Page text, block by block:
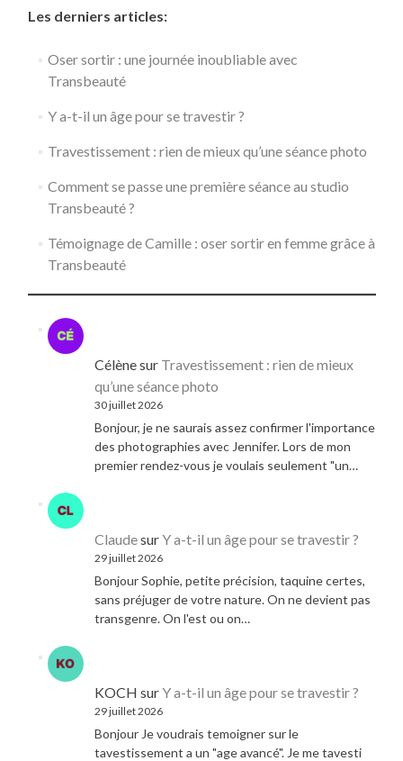
Les derniers articles:
Oser sortir : une journée inoubliable avec
Transbeauté
Y a-t-il un âge pour se travestir ?
Travestissement : rien de mieux qu’une séance photo
Comment se passe une première séance au studio
Transbeauté ?
Témoignage de Camille : oser sortir en femme grâce à
Transbeauté
Célènesur Travestissement : rien de mieux
qu’une séance photo
30 juillet 2026
Bonjour, je ne saurais assez confirmer l'importance
des photographies avec Jennifer. Lors de mon
premier rendez-vous je voulais seulement "un…
ClaudesurY a-t-il un âge pour se travestir ?
29 juillet 2026
Bonjour Sophie, petite précision, taquine certes,
sans préjuger de votre nature. On ne devient pas
transgenre. On l'est ou on…
KOCH surY a-t-il un âge pour se travestir ?
29 juillet 2026
Bonjour Je voudrais temoigner sur le
tavestissement a un "age avancé". Je me tavesti